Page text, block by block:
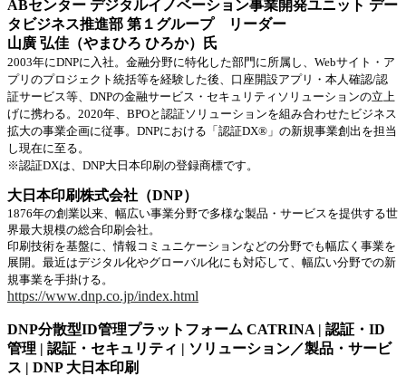
ABセンター デジタルイノベーション事業開発ユニット デー
タビジネス推進部 第１グループ リーダー
山廣 弘佳（やまひろ ひろか）氏
2003年にDNPに入社。金融分野に特化した部門に所属し、Webサイト・ア
プリのプロジェクト統括等を経験した後、口座開設アプリ・本人確認/認
証サービス等、DNPの金融サービス・セキュリティソリューションの立上
げに携わる。2020年、BPOと認証ソリューションを組み合わせたビジネス
拡大の事業企画に従事。DNPにおける「認証DX®」の新規事業創出を担当
し現在に至る。
※認証DXは、DNP大日本印刷の登録商標です。
大日本印刷株式会社（DNP）
1876年の創業以来、幅広い事業分野で多様な製品・サービスを提供する世
界最大規模の総合印刷会社。
印刷技術を基盤に、情報コミュニケーションなどの分野でも幅広く事業を
展開。最近はデジタル化やグローバル化にも対応して、幅広い分野での新
規事業を手掛ける。
https://www.dnp.co.jp/index.html
DNP分散型ID管理プラットフォーム CATRINA | 認証・ID
管理 | 認証・セキュリティ | ソリューション／製品・サービ
ス | DNP 大日本印刷